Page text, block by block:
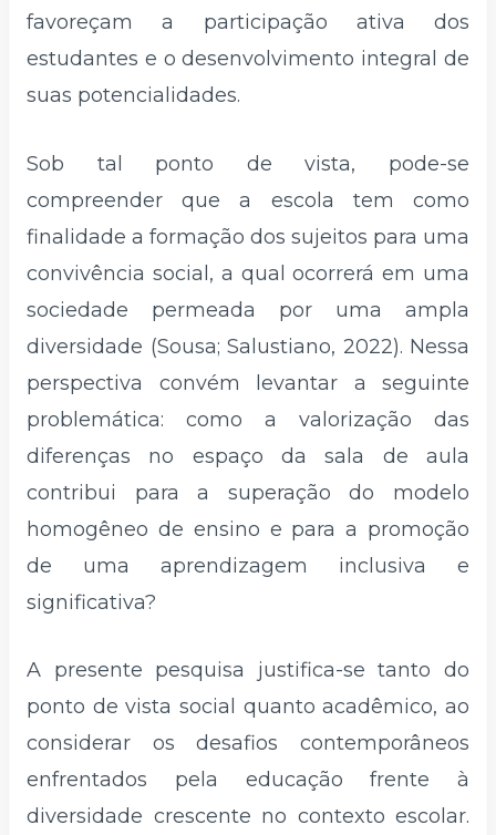
favoreçam a participação ativa dos
estudantes e o desenvolvimento integral de
suas potencialidades.
Sob tal ponto de vista, pode-se
compreender que a escola tem como
finalidade a formação dos sujeitos para uma
convivência social, a qual ocorrerá em uma
sociedade permeada por uma ampla
diversidade (Sousa; Salustiano, 2022). Nessa
perspectiva convém levantar a seguinte
problemática: como a valorização das
diferenças no espaço da sala de aula
contribui para a superação do modelo
homogêneo de ensino e para a promoção
de uma aprendizagem inclusiva e
significativa?
A presente pesquisa justifica-se tanto do
ponto de vista social quanto acadêmico, ao
considerar os desafios contemporâneos
enfrentados pela educação frente à
diversidade crescente no contexto escolar.